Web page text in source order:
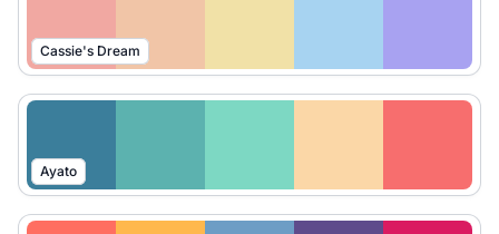
Cassie's Dream
Ayato